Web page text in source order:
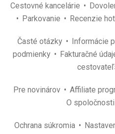
Cestovné kancelárie
Parkovanie
Recenzie
Časté otázky Informácie
podmienky
Fakturačné
Pre novinárov Affiliate
O spoločnosti
Ochrana súkromia